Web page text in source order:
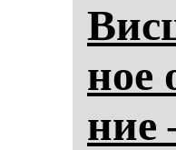
ное